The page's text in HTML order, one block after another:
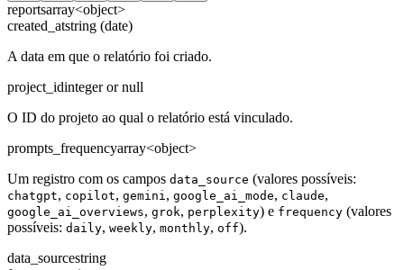
reportsarray<object>
created_atstring (date)
A data em que o relatório foi criado.
project_idinteger or null
O ID do projeto ao qual o relatório está vinculado.
prompts_frequencyarray<object>
Um registro com os campos data_source (valores possíveis:
chatgpt, copilot, gemini , google_ai_mode, claude,
google_ai_overviews, grok, perplexity) e frequency (valores
possíveis: daily, weekly, monthly, off).
data_sourcestring